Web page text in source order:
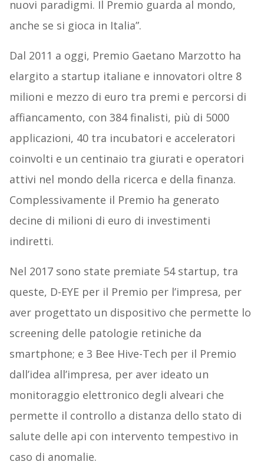
nuovi paradigmi. Il Premio guarda al mondo,
anche se si gioca in Italia”.
Dal 2011 a oggi, Premio Gaetano Marzotto ha
elargito a startup italiane e innovatori oltre 8
milioni e mezzo di euro tra premi e percorsi di
affiancamento, con 384 finalisti, più di 5000
applicazioni, 40 tra incubatori e acceleratori
coinvolti e un centinaio tra giurati e operatori
attivi nel mondo della ricerca e della finanza.
Complessivamente il Premio ha generato
decine di milioni di euro di investimenti
indiretti.
Nel 2017 sono state premiate 54 startup, tra
queste, D-EYE per il Premio per l’impresa, per
aver progettato un dispositivo che permette lo
screening delle patologie retiniche da
smartphone; e 3 Bee Hive-Tech per il Premio
dall’idea all’impresa, per aver ideato un
monitoraggio elettronico degli alveari che
permette il controllo a distanza dello stato di
salute delle api con intervento tempestivo in
caso di anomalie.